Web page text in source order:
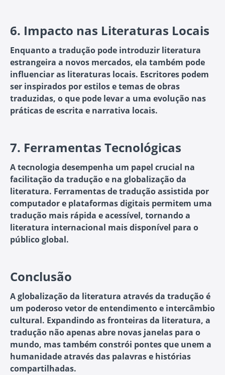
6. Impacto nas Literaturas Locais
Enquanto a tradução pode introduzir literatura
estrangeira a novos mercados, ela também pode
influenciar as literaturas locais. Escritores podem
ser inspirados por estilos e temas de obras
traduzidas, o que pode levar a uma evolução nas
práticas de escrita e narrativa locais.
7. Ferramentas Tecnológicas
A tecnologia desempenha um papel crucial na
facilitação da tradução e na globalização da
literatura. Ferramentas de tradução assistida por
computador e plataformas digitais permitem uma
tradução mais rápida e acessível, tornando a
literatura internacional mais disponível para o
público global.
Conclusão
A globalização da literatura através da tradução é
um poderoso vetor de entendimento e intercâmbio
cultural. Expandindo as fronteiras da literatura, a
tradução não apenas abre novas janelas para o
mundo, mas também constrói pontes que unem a
humanidade através das palavras e histórias
compartilhadas.